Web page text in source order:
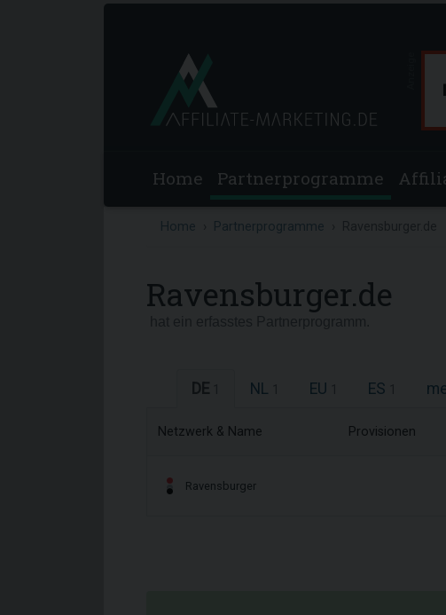
Home Partnerprogramme
Home Partnerprogramme
Ravensburger.de
DE NL EU ES
Netzwerk & Name Provisionen
Ravensburger